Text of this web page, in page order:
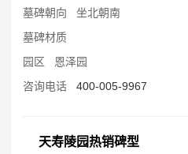
墓碑朝向 坐北朝南
墓碑材质
园区 恩泽园
咨询电话 400-005-9967
天寿陵园热销碑型